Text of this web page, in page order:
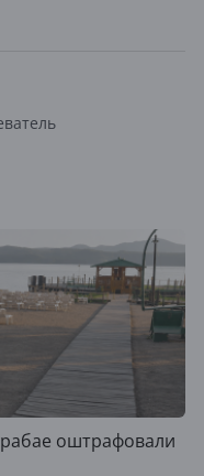
оштрафовали